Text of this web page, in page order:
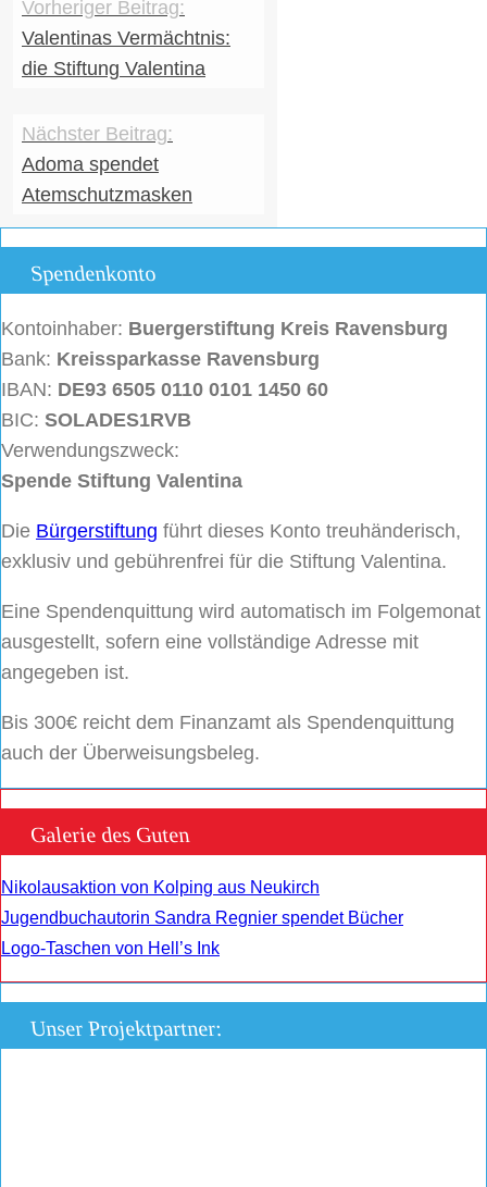
Valentinas Vermächtnis:
die Stiftung Valentina
Adoma spendet
Atemschutzmasken
Spendenkonto
Kontoinhaber: Buergerstiftung Kreis Ravensburg
Bank: Kreissparkasse Ravensburg
IBAN: DE93 6505 0110 0101 1450 60
BIC: SOLADES1RVB
Verwendungszweck:
Spende Stiftung Valentina
Die Bürgerstiftung führt dieses Konto treuhänderisch,
exklusiv und gebührenfrei für die Stiftung Valentina.
Eine Spendenquittung wird automatisch im Folgemonat
ausgestellt, sofern eine vollständige Adresse mit
angegeben ist.
Bis 300€ reicht dem Finanzamt als Spendenquittung
auch der Überweisungsbeleg.
Galerie des Guten
Nikolausaktion von Kolping aus Neukirch
Jugendbuchautorin Sandra Regnier spendet Bücher
Logo-Taschen von Hell’s Ink
Unser Projektpartner: